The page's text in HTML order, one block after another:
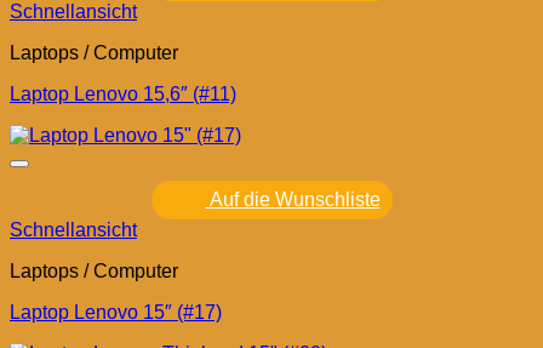
Schnellansicht
Laptops / Computer
Laptop Lenovo 15,6″ (#11)
Auf die Wunschliste
Schnellansicht
Laptops / Computer
Laptop Lenovo 15″ (#17)